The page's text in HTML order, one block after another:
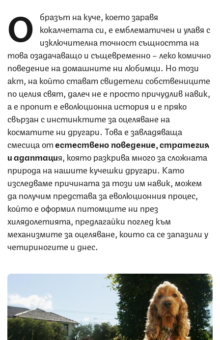
О бразът на куче, което заравя
кокалчетата си, е емблематичен и улавя с
изключителна точност същността на
това озадачаващо и същевременно – леко комично
поведение на домашните ни любимци. Но този
акт, на който стават свидетели собствениците
по целия свят, далеч не е просто причудлив навик,
а е пропит е еволюционна история и е пряко
свързан с инстинктите за оцеляване на
косматите ни другари. Това е завладяваща
смесица отестествено поведение, стратегия
и адаптация, която разкрива много за сложната
природа на нашите кучешки другари. Като
изследваме причината за този им навик, можем
да получим представа за еволюционния процес,
който е оформил питомците ни през
хилядолетията, предлагайки поглед към
механизмите за оцеляване, които са се запазили у
четириногите и днес.